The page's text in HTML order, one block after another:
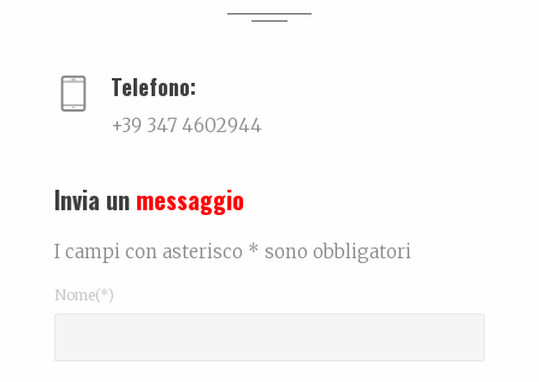
Telefono:
+39 347 4602944
Invia un messaggio
I campi con asterisco * sono obbligatori
Nome(*)